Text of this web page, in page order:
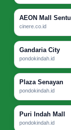
AEON Mall Sentul
cinere.co.id
Gandaria City
pondokindah.id
Plaza Senayan
pondokindah.id
Puri Indah Mall
pondokindah.id